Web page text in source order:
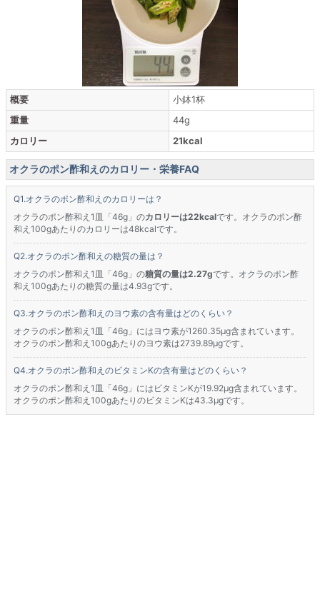
概要
小鉢1杯
重量
44g
カロリー
21kcal
オクラのポン酢和えのカロリー・栄養FAQ
オクラのポン酢和えのカロリーは？
オクラのポン酢和え1皿「46g」のカロリーは22kcalです。オクラのポン酢
和え100gあたりのカロリーは48kcalです。
オクラのポン酢和えの糖質の量は？
オクラのポン酢和え1皿「46g」の糖質の量は2.27gです。オクラのポン酢
和え100gあたりの糖質の量は4.93gです。
オクラのポン酢和えのヨウ素の含有量はどのくらい？
オクラのポン酢和え1皿「46g」にはヨウ素が1260.35μg含まれています。
オクラのポン酢和え100gあたりのヨウ素は2739.89μgです。
オクラのポン酢和えのビタミンKの含有量はどのくらい？
オクラのポン酢和え1皿「46g」にはビタミンKが19.92μg含まれています。
オクラのポン酢和え100gあたりのビタミンKは43.3μgです。